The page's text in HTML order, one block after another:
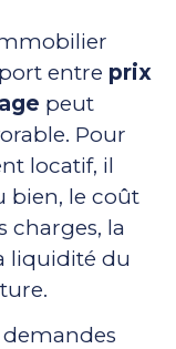
entre prix
peut
Pour
locatif, il
bien, le coût
charges, la
liquidité du
demandes